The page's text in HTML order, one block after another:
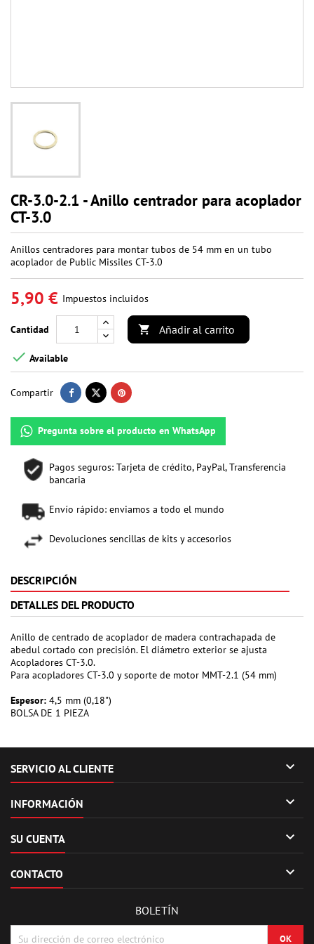
CR-3.0-2.1 - Anillo centrador para acoplador
CT-3.0
Anillos centradores para montar tubos de 54 mm en un tubo
acoplador de Public Missiles CT-3.0
5,90 € Impuestos incluidos
Cantidad  Añadir al carrito
 Available
Compartir
Pregunta sobre el producto en WhatsApp
Pagos seguros: Tarjeta de crédito, PayPal, Transferencia
bancaria
Envío rápido: enviamos a todo el mundo
Devoluciones sencillas de kits y accesorios
DESCRIPCIÓN
DETALLES DEL PRODUCTO
Anillo de centrado de acoplador de madera contrachapada de
abedul cortado con precisión. El diámetro exterior se ajusta
Acopladores CT-3.0.
Para acopladores CT-3.0 y soporte de motor MMT-2.1 (54 mm)
Espesor: 4,5 mm (0,18")
BOLSA DE 1 PIEZA
SERVICIO AL CLIENTE 
INFORMACIÓN 
SU CUENTA 
CONTACTO 
BOLETÍN